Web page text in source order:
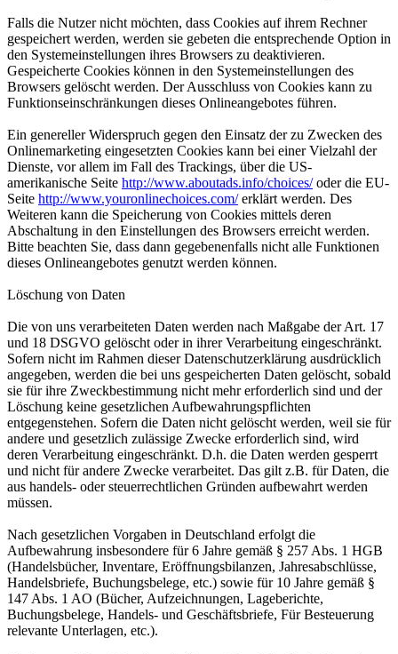
Falls die Nutzer nicht möchten, dass Cookies auf ihrem Rechner
gespeichert werden, werden sie gebeten die entsprechende Option in
den Systemeinstellungen ihres Browsers zu deaktivieren.
Gespeicherte Cookies können in den Systemeinstellungen des
Browsers gelöscht werden. Der Ausschluss von Cookies kann zu
Funktionseinschränkungen dieses Onlineangebotes führen.
Ein genereller Widerspruch gegen den Einsatz der zu Zwecken des
Onlinemarketing eingesetzten Cookies kann bei einer Vielzahl der
Dienste, vor allem im Fall des Trackings, über die US-
amerikanische Seite http://www.aboutads.info/choices/oder die EU-
Seite http://www.youronlinechoices.com/erklärt werden. Des
Weiteren kann die Speicherung von Cookies mittels deren
Abschaltung in den Einstellungen des Browsers erreicht werden.
Bitte beachten Sie, dass dann gegebenenfalls nicht alle Funktionen
dieses Onlineangebotes genutzt werden können.
Löschung von Daten
Die von uns verarbeiteten Daten werden nach Maßgabe der Art. 17
und 18 DSGVO gelöscht oder in ihrer Verarbeitung eingeschränkt.
Sofern nicht im Rahmen dieser Datenschutzerklärung ausdrücklich
angegeben, werden die bei uns gespeicherten Daten gelöscht, sobald
sie für ihre Zweckbestimmung nicht mehr erforderlich sind und der
Löschung keine gesetzlichen Aufbewahrungspflichten
entgegenstehen. Sofern die Daten nicht gelöscht werden, weil sie für
andere und gesetzlich zulässige Zwecke erforderlich sind, wird
deren Verarbeitung eingeschränkt. D.h. die Daten werden gesperrt
und nicht für andere Zwecke verarbeitet. Das gilt z.B. für Daten, die
aus handels- oder steuerrechtlichen Gründen aufbewahrt werden
müssen.
Nach gesetzlichen Vorgaben in Deutschland erfolgt die
Aufbewahrung insbesondere für 6 Jahre gemäß § 257 Abs. 1 HGB
(Handelsbücher, Inventare, Eröffnungsbilanzen, Jahresabschlüsse,
Handelsbriefe, Buchungsbelege, etc.) sowie für 10 Jahre gemäß §
147 Abs. 1 AO (Bücher, Aufzeichnungen, Lageberichte,
Buchungsbelege, Handels- und Geschäftsbriefe, Für Besteuerung
relevante Unterlagen, etc.).